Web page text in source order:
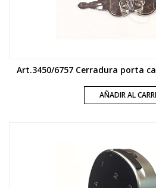
Art.3450/6757 Cerradura porta
AÑADIR AL